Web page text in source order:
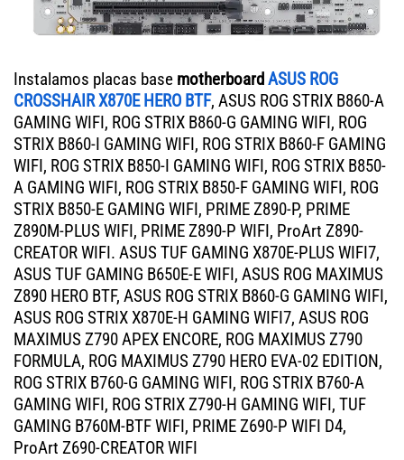
Instalamos placas base motherboardASUS ROG
CROSSHAIR X870E HERO BTF, ASUS ROG STRIX B860-A
GAMING WIFI, ROG STRIX B860-G GAMING WIFI, ROG
STRIX B860-I GAMING WIFI, ROG STRIX B860-F GAMING
WIFI, ROG STRIX B850-I GAMING WIFI, ROG STRIX B850-
A GAMING WIFI, ROG STRIX B850-F GAMING WIFI, ROG
STRIX B850-E GAMING WIFI, PRIME Z890-P, PRIME
Z890M-PLUS WIFI, PRIME Z890-P WIFI, ProArt Z890-
CREATOR WIFI. ASUS TUF GAMING X870E-PLUS WIFI7,
ASUS TUF GAMING B650E-E WIFI, ASUS ROG MAXIMUS
Z890 HERO BTF, ASUS ROG STRIX B860-G GAMING WIFI,
ASUS ROG STRIX X870E-H GAMING WIFI7, ASUS ROG
MAXIMUS Z790 APEX ENCORE, ROG MAXIMUS Z790
FORMULA, ROG MAXIMUS Z790 HERO EVA-02 EDITION,
ROG STRIX B760-G GAMING WIFI, ROG STRIX B760-A
GAMING WIFI, ROG STRIX Z790-H GAMING WIFI, TUF
GAMING B760M-BTF WIFI, PRIME Z690-P WIFI D4,
ProArt Z690-CREATOR WIFI